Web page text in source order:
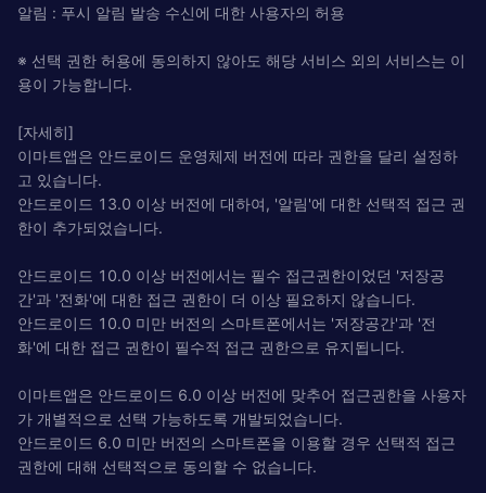
알림 : 푸시 알림 발송 수신에 대한 사용자의 허용
※ 선택 권한 허용에 동의하지 않아도 해당 서비스 외의 서비스는 이
용이 가능합니다.
[자세히]
이마트앱은 안드로이드 운영체제 버전에 따라 권한을 달리 설정하
고 있습니다.
안드로이드 13.0 이상 버전에 대하여, '알림'에 대한 선택적 접근 권
한이 추가되었습니다.
안드로이드 10.0 이상 버전에서는 필수 접근권한이었던 '저장공
간'과 '전화'에 대한 접근 권한이 더 이상 필요하지 않습니다.
안드로이드 10.0 미만 버전의 스마트폰에서는 '저장공간'과 '전
화'에 대한 접근 권한이 필수적 접근 권한으로 유지됩니다.
이마트앱은 안드로이드 6.0 이상 버전에 맞추어 접근권한을 사용자
가 개별적으로 선택 가능하도록 개발되었습니다.
안드로이드 6.0 미만 버전의 스마트폰을 이용할 경우 선택적 접근
권한에 대해 선택적으로 동의할 수 없습니다.